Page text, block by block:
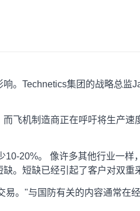
。Technetics集团的战略总
飞机制造商正在呼吁将生产
20%。 像许多其他行业一
。短缺已经引起了客户对双重
。"与国防有关的内容通常在